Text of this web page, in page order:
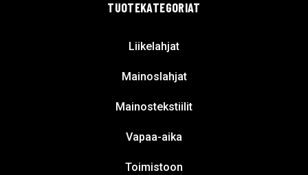
TUOTEKATEGORIAT
Liikelahjat
Mainoslahjat
Mainostekstiilit
Vapaa-aika
Toimistoon